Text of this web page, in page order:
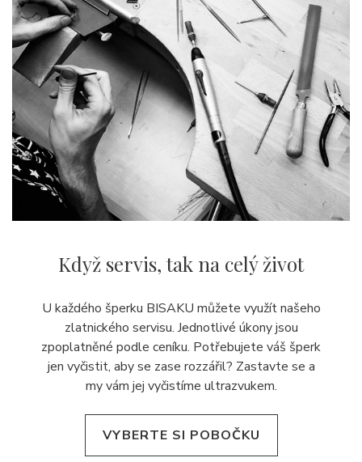
Když servis,tak na celý život
U každého šperku BISAKU můžete využít našeho
zlatnického servisu. Jednotlivé úkony jsou
zpoplatněné podle ceníku. Potřebujete váš šperk
jen vyčistit, aby se zase rozzářil? Zastavte se a
my vám jej vyčistíme ultrazvukem.
VYBERTE SI POBOČKU